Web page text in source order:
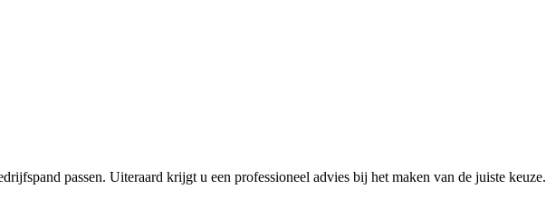
passen. Uiteraard krijgt u een professioneel advies bij het maken van de juiste keuze.